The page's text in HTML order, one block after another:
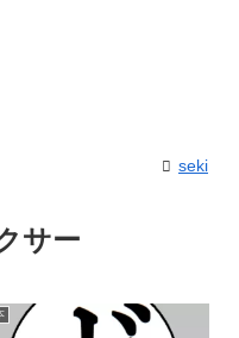
seki
サー